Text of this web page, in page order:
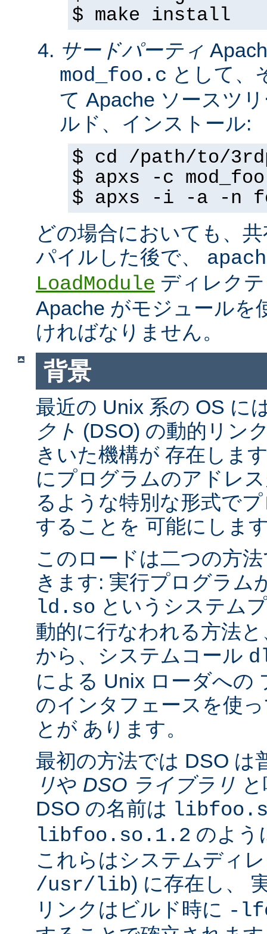
$ make install
サードパーティ
mod_foo.c として、
て Apache ソースツ
ルド、インストール:
$ cd /path/to/
$ apxs -c
$ apxs -i -a -n
どの場合においても、
パイルした後で、
LoadModule ディレク
Apache がモジュールを
ければなりません。
背景
最近の Unix 系の OS に
クト (DSO) の動的リン
きいた機構が 存在しま
にプログラムのアドレ
るような特別な形式で
することを 可能にしま
このロードは二つの方
きます: 実行プログラム
ld.so というシステム
動的に行なわれる方法
から、システムコール
による Unix ローダへの
のインタフェースを使
とが あります。
最初の方法では DSO は
リや DSO ライブラリ
DSO の名前は
libfoo.so.1.2 のよう
これらはシステムディ
/usr/lib) に存在し、
リンクはビルド時に -